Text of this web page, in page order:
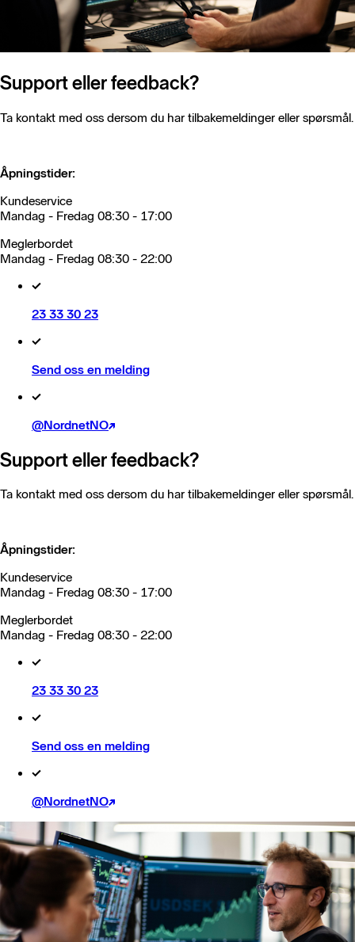
Support eller feedback?
Ta kontakt med oss dersom du har tilbakemeldinger eller spørsmål.
Åpningstider:
Kundeservice
Mandag - Fredag 08:30 - 17:00
Meglerbordet
Mandag - Fredag 08:30 - 22:00
23 33 30 23
Send oss en melding
@NordnetNO
Support eller feedback?
Ta kontakt med oss dersom du har tilbakemeldinger eller spørsmål.
Åpningstider:
Kundeservice
Mandag - Fredag 08:30 - 17:00
Meglerbordet
Mandag - Fredag 08:30 - 22:00
23 33 30 23
Send oss en melding
@NordnetNO